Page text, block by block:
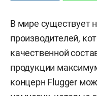
В мире существует
производителей,
качественной
продукции
концерн Flugger